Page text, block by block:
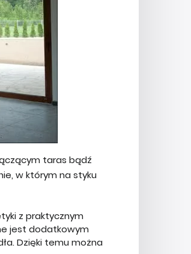
taras bądź
w którym na styku
z praktycznym
jest dodatkowym
Dzięki temu można